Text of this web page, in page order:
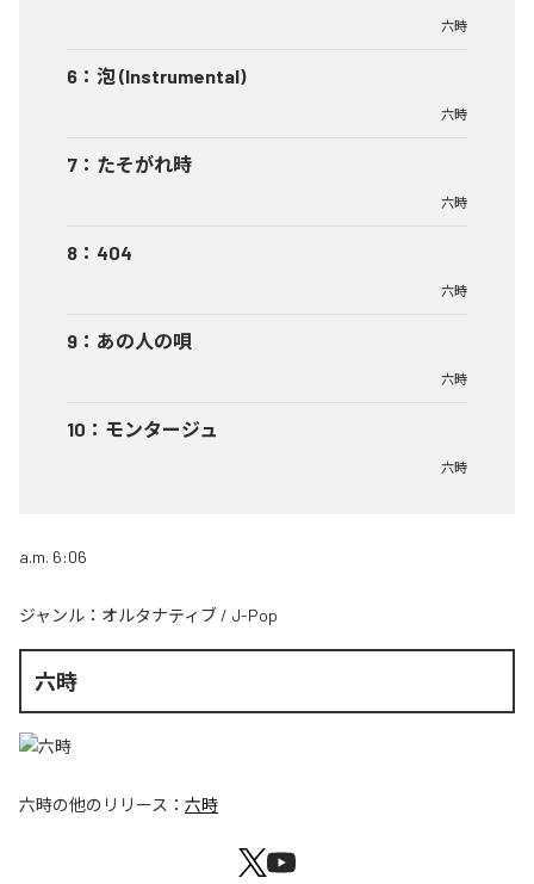
六時
6 ： 泡 (Instrumental)
六時
7 ： たそがれ時
六時
8 ： 404
六時
9 ： あの人の唄
六時
10 ： モンタージュ
六時
a.m. 6:06
ジャンル： オルタナティブ / J-Pop
六時
六時の他のリリース： 六時